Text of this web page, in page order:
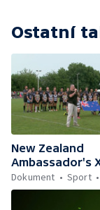
Ostatní
New Zealand
Ambassador's
Dokument
Sport